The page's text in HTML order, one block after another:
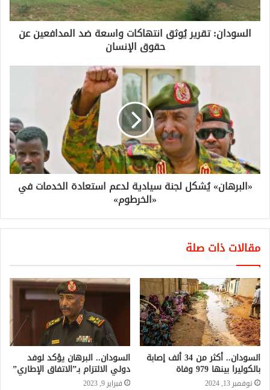
السودان: تقرير يُوثق انتهاكات واسعة ضد المدافعين عن
حقوق الإنسان
«البرهان» يُشكل لجنة سيادية لدعم استعادة الخدمات في
«الخرطوم»
مقالات ذات صلة
السودان.. أكثر من 34 ألف إصابة
بالكوليرا بينها 979 وفاة
نوفمبر 13, 2024
السودان.. البرهان يؤكد لوفد
دولي الالتزام بـ”الاتفاق الإطاري”
فبراير 9, 2023